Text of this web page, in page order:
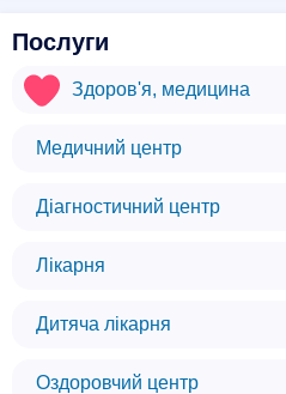
Послуги
Здоров'я, медицина
Медичний центр
Діагностичний центр
Лікарня
Дитяча лікарня
Оздоровчий центр